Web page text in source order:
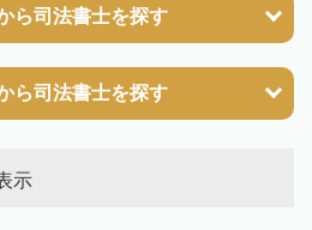
ら司法書士を探す
ら司法書士を探す
示